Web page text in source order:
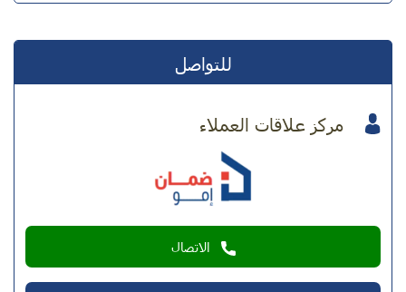
للتواصل
مركز علاقات العملاء
الاتصال